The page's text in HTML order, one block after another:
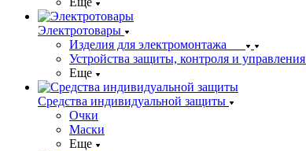
Электротовары
Изделия для электромонтажа
Устройства защиты, контроля и управления
Еще
Средства индивидуальной защиты
Очки
Маски
Еще